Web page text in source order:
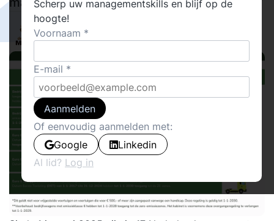
Walther Ploos van Amstel
De Laatste Meter
5
Scherp uw managementskills en blijf op de
hoogte!
Voornaam
E-mail
Aanmelden
Of eenvoudig aanmelden met:
Google
Linkedin
Al lid? Log in